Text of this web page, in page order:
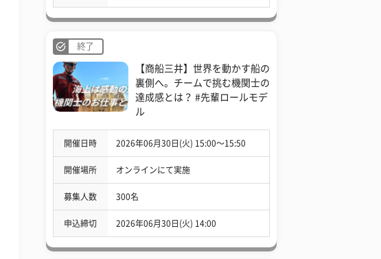
終了
【商船三井】世界を動かす船の
裏側へ。チームで挑む機関士の
達成感とは？ #先輩ロールモデ
ル
開催日時 2026年06月30日(火) 15:00〜15:50
開催場所 オンラインにて実施
募集人数 300名
申込締切 2026年06月30日(火) 14:00